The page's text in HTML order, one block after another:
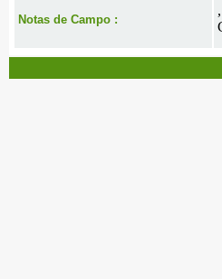
Notas de Campo :